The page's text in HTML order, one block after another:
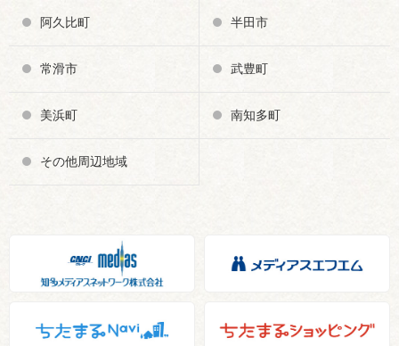
阿久比町 半田市
常滑市 武豊町
美浜町 南知多町
その他周辺地域